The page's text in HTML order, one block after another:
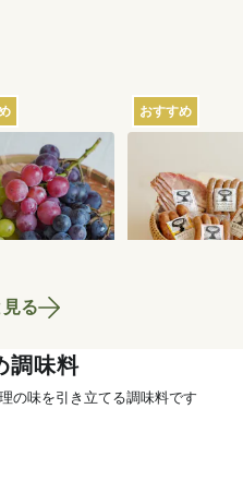
送】葡萄畑
うのふぞろ
どう 1.6kg
送料込 6,750円
おすすめ
ム工房ゴーバ
の5種セット
送料込
見る
調味料
の味を引き立てる調味料です